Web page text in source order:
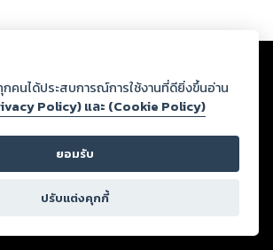
ปโหลดผ่านเว็บไซต์และปรากฏว่าละเมิดสิทธิใน
คลอื่นหรือขัดต่อกฎหมายและศีลธรรม ดังนั้น ผู้อ่าน
ณในการกลั่นกรองด้วยตนเอง และหากท่านพบว่าส่วน
ละศีลธรรม กรุณาแจ้งมายังบริษัท เพื่อทีมงานจะได้
างสตอรี่ล็อกขอสงวนลิขสิทธิ์ตามพระราชบัญญัติ
สุด)
กคนได้ประสบการณ์การใช้งานที่ดียิ่งขึ้นอ่าน
Policy) และ (Cookie Policy)
ยอมรับ
ปรับแต่งคุกกี้